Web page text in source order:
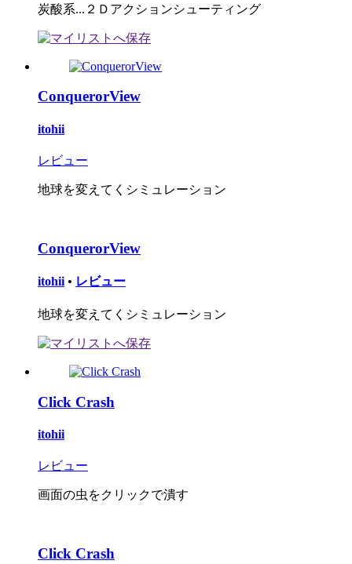
炭酸系...２Ｄアクションシューティング
ConquerorView
itohii
レビュー
地球を変えてくシミュレーション
ConquerorView
itohii • レビュー
地球を変えてくシミュレーション
Click Crash
itohii
レビュー
画面の虫をクリックで潰す
Click Crash